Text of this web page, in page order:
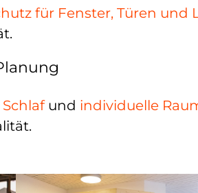
für Fenster, Türen und
und individuelle